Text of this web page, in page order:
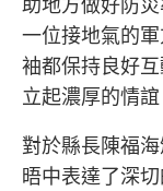
一位接地氣的
袖都保持良好
立起濃厚的情
對於縣長陳福
晤中表達了深